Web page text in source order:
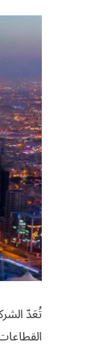
تُعَدّ